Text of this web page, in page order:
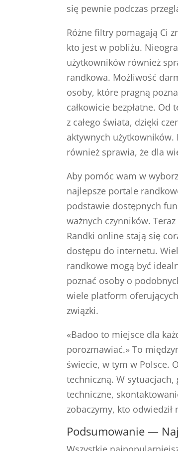
się pewnie podczas
Różne filtry pomagają Ci
kto jest w pobliżu.
użytkowników również
randkowa. Możliwość
osoby, które pragną
całkowicie bezpłatne.
z całego świata, dzięki
aktywnych
również sprawia, że dla
Aby pomóc wam w
najlepsze portale
podstawie dostępnych
ważnych czynników.
Randki online stają się
dostępu do internetu.
randkowe mogą być
poznać osoby o
wiele platform
związki.
«Badoo to miejsce dla
porozmawiać.» To
świecie, w tym w Polsce.
techniczną. W
techniczne,
zobaczymy, kto
Podsumowanie —